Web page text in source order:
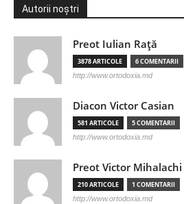
Autorii noștri
Preot Iulian Raţă
3878 ARTICOLE 6 COMENTARII
http://www.ortodoxia.md
Diacon Victor Casian
581 ARTICOLE 5 COMENTARII
http://www.ortodoxia.md
Preot Victor Mihalachi
210 ARTICOLE 1 COMENTARII
http://www.ortodoxia.md